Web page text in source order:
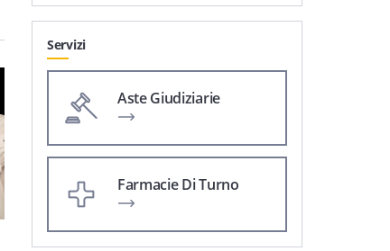
Servizi
Aste Giudiziarie
Farmacie Di Turno